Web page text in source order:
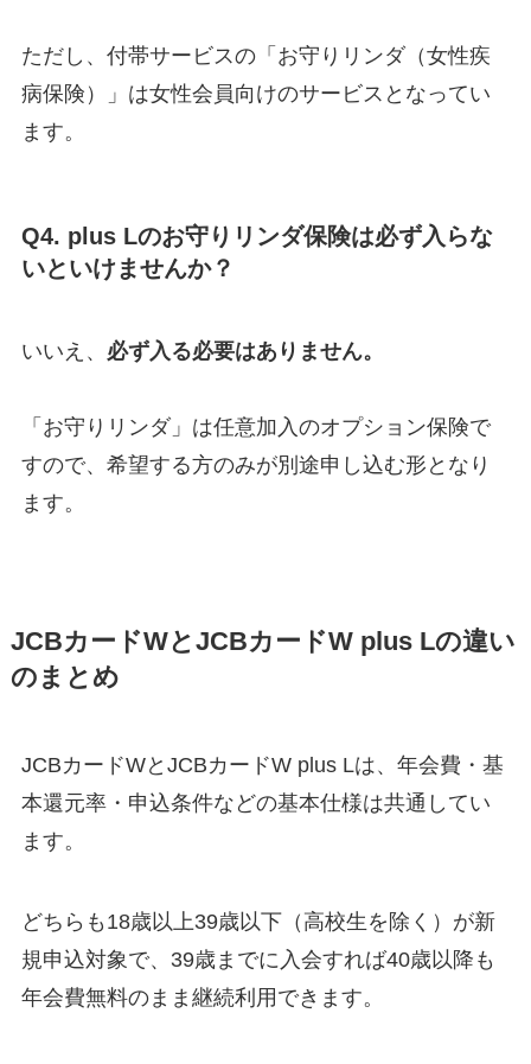
ただし、付帯サービスの「お守りリンダ（女性疾
病保険）」は女性会員向けのサービスとなってい
ます。
Q4. plus Lのお守りリンダ保険は必ず入らな
いといけませんか？
いいえ、 必ず入る必要はありません。
「お守りリンダ」は任意加入のオプション保険で
すので、希望する方のみが別途申し込む形となり
ます。
JCBカードWとJCBカードW plus Lの違い
のまとめ
JCBカードWとJCBカードW plus Lは、年会費・基
本還元率・申込条件などの基本仕様は共通してい
ます。
どちらも18歳以上39歳以下（高校生を除く）が新
規申込対象で、39歳までに入会すれば40歳以降も
年会費無料のまま継続利用できます。